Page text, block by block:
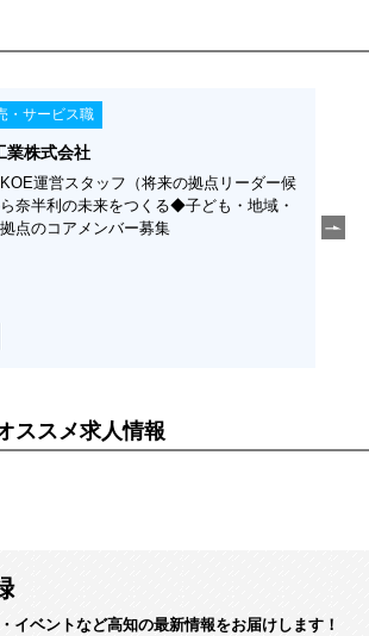
・サービス職
業株式会社
運営スタッフ（将来の拠点リーダー候
奈半利の未来をつくる◆子ども・地域・
点のコアメンバー募集
万十
ススメ求人情報
イベントなど高知の最新情報をお届けします！